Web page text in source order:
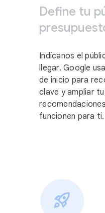
Define tu
Indícanos el
llegar. Google
de inicio para
clave y ampliar
funcionen para ti.